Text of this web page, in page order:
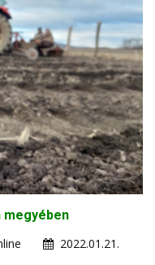
megyében
2022.01.21.